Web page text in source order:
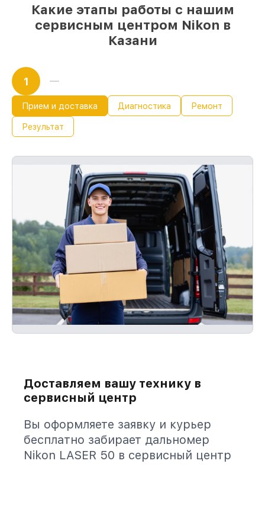
Какие этапы работы с нашим
сервисным центром Nikon в
Казани
1
Прием и доставка Диагностика Ремонт
Результат
Доставляем вашу технику в
сервисный центр
Вы оформляете заявку и курьер
бесплатно забирает дальномер
Nikon LASER 50 в сервисный центр